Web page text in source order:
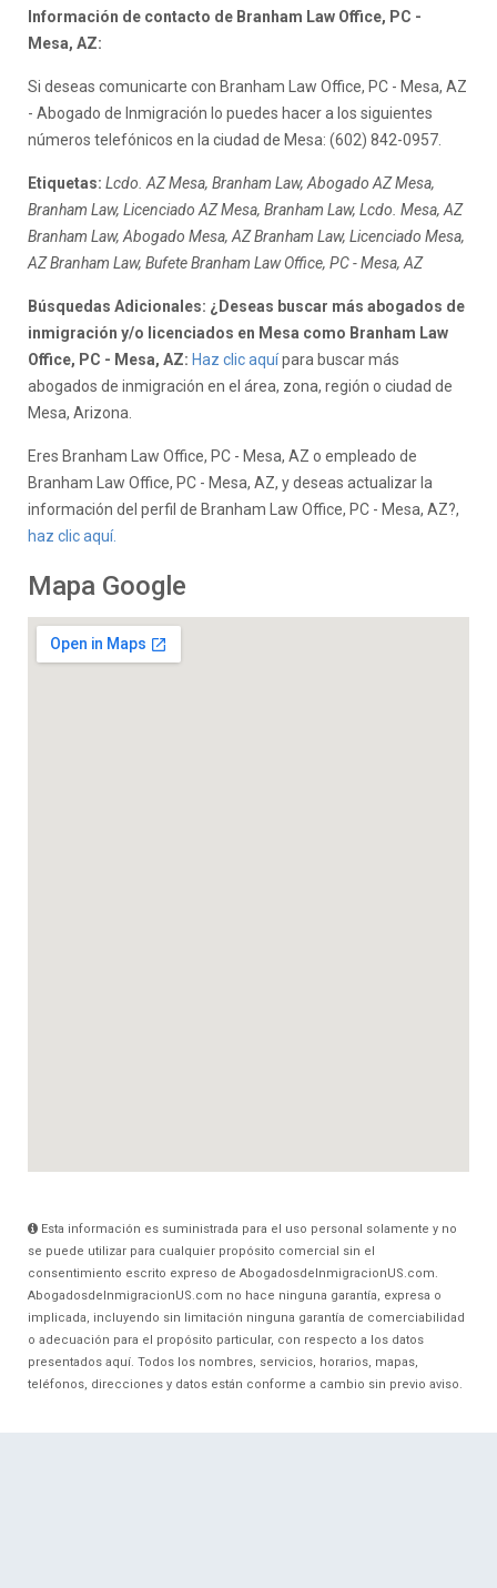
Información de contacto de Branham Law Office, PC -
Mesa, AZ:
Si deseas comunicarte con Branham Law Office, PC - Mesa, AZ
- Abogado de Inmigración lo puedes hacer a los siguientes
números telefónicos en la ciudad de Mesa: (602) 842-0957.
Etiquetas: Lcdo. AZ Mesa, Branham Law, Abogado AZ Mesa,
Branham Law, Licenciado AZ Mesa, Branham Law, Lcdo. Mesa, AZ
Branham Law, Abogado Mesa, AZ Branham Law, Licenciado Mesa,
AZ Branham Law, Bufete Branham Law Office, PC - Mesa, AZ
Búsquedas Adicionales: ¿Deseas buscar más abogados de
inmigración y/o licenciados en Mesa como Branham Law
Office, PC - Mesa, AZ: Haz clic aquípara buscar más
abogados de inmigración en el área, zona, región o ciudad de
Mesa, Arizona.
Eres Branham Law Office, PC - Mesa, AZ o empleado de
Branham Law Office, PC - Mesa, AZ, y deseas actualizar la
información del perfil de Branham Law Office, PC - Mesa, AZ?,
haz clic aquí.
Mapa Google
Esta información es suministrada para el uso personal solamente y no
se puede utilizar para cualquier propósito comercial sin el
consentimiento escrito expreso de AbogadosdeInmigracionUS.com.
AbogadosdeInmigracionUS.com no hace ninguna garantía, expresa o
implicada, incluyendo sin limitación ninguna garantía de comerciabilidad
o adecuación para el propósito particular, con respecto a los datos
presentados aquí. Todos los nombres, servicios, horarios, mapas,
teléfonos, direcciones y datos están conforme a cambio sin previo aviso.